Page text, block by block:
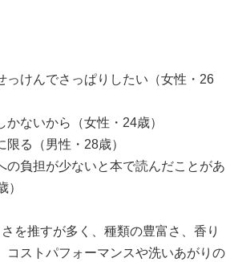
っけんでさっぱりしたい（女性・26
ないから（女性・24歳）
る（男性・28歳）
の負担が少ないと本で読んだことがあ
）
を推すが多く、種類の豊富さ、香り
コストパフォーマンスや洗いあがりの